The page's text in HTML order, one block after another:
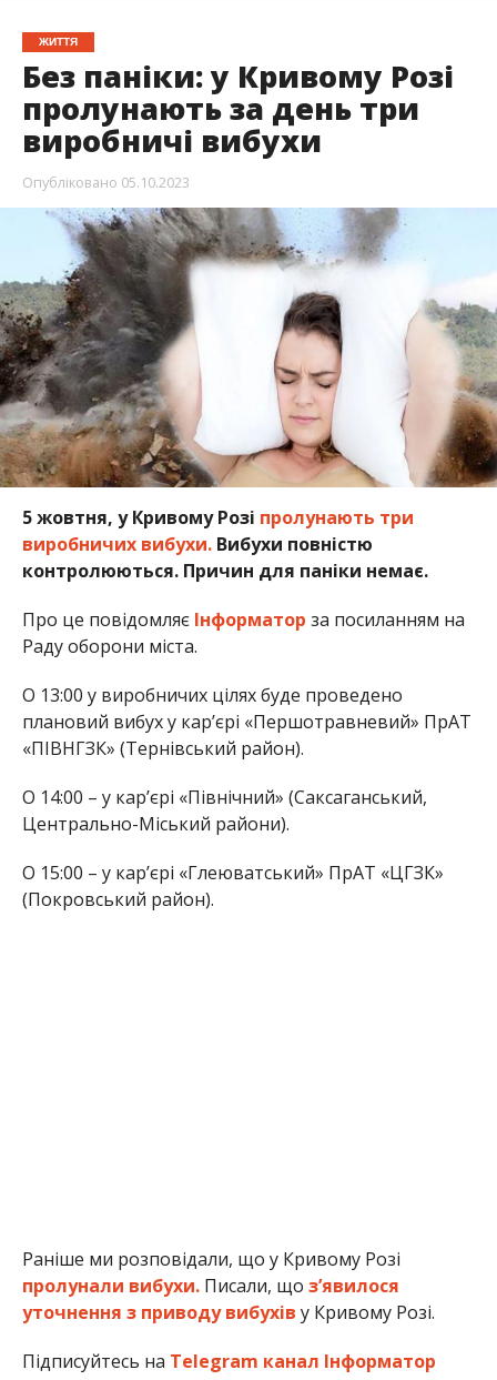
ЖИТТЯ
Без паніки: у Кривому Розі
пролунають за день три
виробничі вибухи
Опубліковано 05.10.2023
5 жовтня, у Кривому Розі пролунають три
виробничих вибухи.Вибухи повністю
контролюються. Причин для паніки немає.
Про це повідомляє Інформатор за посиланням на
Раду оборони міста.
О 13:00 у виробничих цілях буде проведено
плановий вибух у кар’єрі «Першотравневий» ПрАТ
«ПІВНГЗК» (Тернівський район).
О 14:00 – у кар’єрі «Північний» (Саксаганський,
Центрально-Міський райони).
О 15:00 – у кар’єрі «Глеюватський» ПрАТ «ЦГЗК»
(Покровський район).
Раніше ми розповідали, що у Кривому Розі
пролунали вибухи.Писали, що з’явилося
уточнення з приводу вибухів у Кривому Розі.
Підписуйтесь на Telegram канал Інформатор